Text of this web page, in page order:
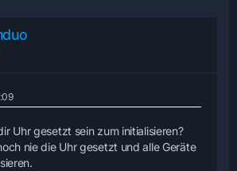
Uhr gesetzt sein zum initialisieren?
nie die Uhr gesetzt und alle Geräte